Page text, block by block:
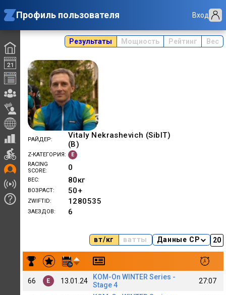
Профиль пользователя Вход
Результаты Мощность Рейтинг Вес
РАЙДЕР
Vitaly Nekrashevich (SibIT)
(B)
Z-КАТЕГОРИЯ
E
RACING
SCORE
0
ВЕС 80кг
ВОЗРАСТ 50+
ZWIFTID 1280535
ЗАЕЗДОВ 6
вт/кг ватты Данные CP
Результаты заездов Vitaly Nekrashevich (SibIT)(B)
66 E 13.01.24
KOM-On WINTER Series -
Stage 4
27:07